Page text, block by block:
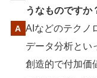
うなものですか
AIなどのテクノ
データ分析とい
創造的で付加価